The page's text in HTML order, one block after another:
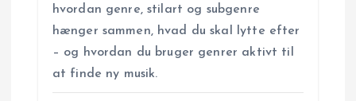
hvordan genre, stilart og subgenre
hænger sammen, hvad du skal lytte efter
– og hvordan du bruger genrer aktivt til
at finde ny musik.